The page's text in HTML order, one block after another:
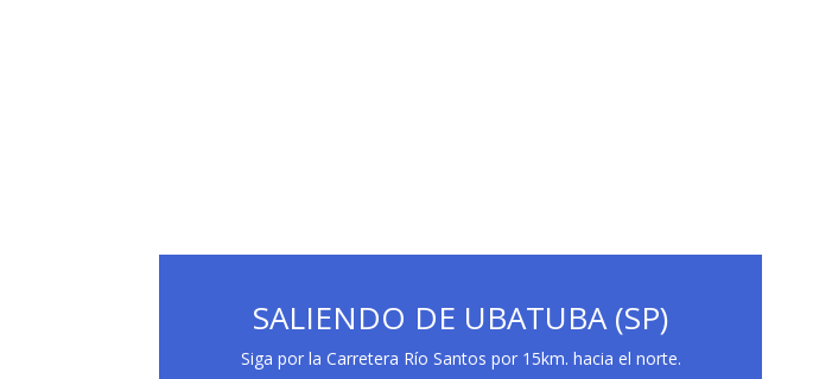
SALIENDO DE UBATUBA (SP)
Siga por la Carretera Río Santos por 15km. hacia el norte.